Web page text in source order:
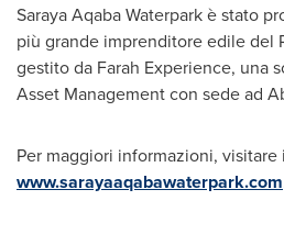
Saraya Aqaba Waterpark è stato
più grande imprenditore edile del
gestito da Farah Experience, una
Asset Management con sede ad
Per maggiori informazioni, visitare
www.sarayaaqabawaterpark.com